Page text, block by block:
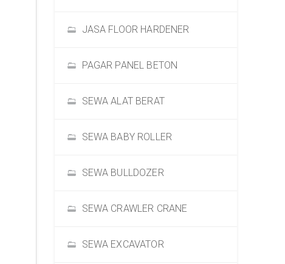
JASA FLOOR HARDENER
PAGAR PANEL BETON
SEWA ALAT BERAT
SEWA BABY ROLLER
SEWA BULLDOZER
SEWA CRAWLER CRANE
SEWA EXCAVATOR